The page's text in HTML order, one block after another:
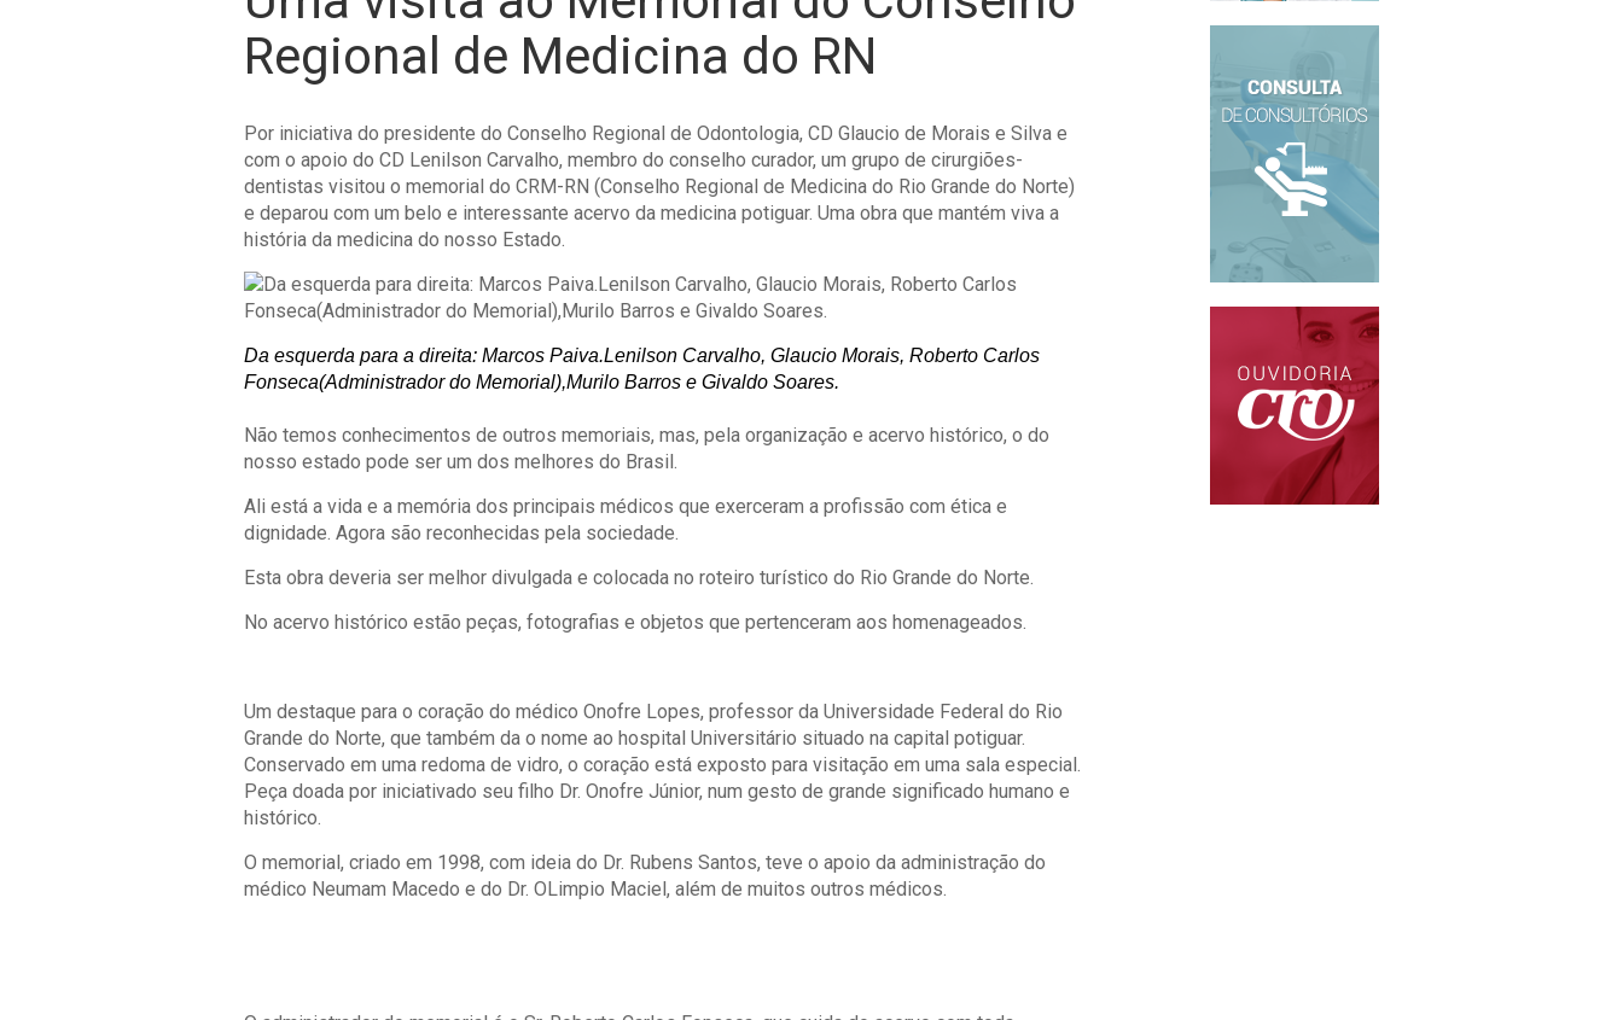
Regional de Medicina do RN
Por iniciativa do presidente do Conselho Regional de Odontologia, CD Glaucio de Morais e Silva e
com o apoio do CD Lenilson Carvalho, membro do conselho curador, um grupo de cirurgiões-
dentistas visitou o memorial do CRM-RN (Conselho Regional de Medicina do Rio Grande do Norte)
e deparou com um belo e interessante acervo da medicina potiguar. Uma obra que mantém viva a
história da medicina do nosso Estado.
Da esquerda para a direita: Marcos Paiva.Lenilson Carvalho, Glaucio Morais, Roberto Carlos
Fonseca(Administrador do Memorial),Murilo Barros e Givaldo Soares.
Não temos conhecimentos de outros memoriais, mas, pela organização e acervo histórico, o do
nosso estado pode ser um dos melhores do Brasil.
Ali está a vida e a memória dos principais médicos que exerceram a profissão com ética e
dignidade. Agora são reconhecidas pela sociedade.
Esta obra deveria ser melhor divulgada e colocada no roteiro turístico do Rio Grande do Norte.
No acervo histórico estão peças, fotografias e objetos que pertenceram aos homenageados.
Um destaque para o coração do médico Onofre Lopes, professor da Universidade Federal do Rio
Grande do Norte, que também da o nome ao hospital Universitário situado na capital potiguar.
Conservado em uma redoma de vidro, o coração está exposto para visitação em uma sala especial.
Peça doada por iniciativado seu filho Dr. Onofre Júnior, num gesto de grande significado humano e
histórico.
O memorial, criado em 1998, com ideia do Dr. Rubens Santos, teve o apoio da administração do
médico Neumam Macedo e do Dr. OLimpio Maciel, além de muitos outros médicos.